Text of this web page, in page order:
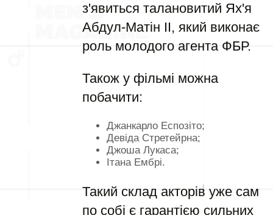
з'явиться талановитий Ях'я
Абдул-Матін II, який виконає
роль молодого агента ФБР.
Також у фільмі можна
побачити:
Джанкарло Еспозіто;
Девіда Стретейрна;
Джоша Лукаса;
Ітана Ембрі.
Такий склад акторів уже сам
по собі є гарантією сильних